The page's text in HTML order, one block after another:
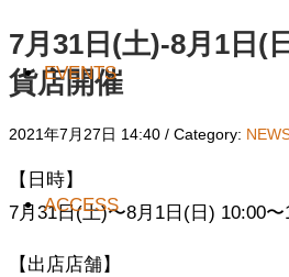
EVENTS
ACCESS
7月31日(土)-8月1日(
貨店開催
2021年7月27日 14:40 / Category:
【日時】
7月31日(土)〜8月1日(日) 10:00〜
【出店店舗】